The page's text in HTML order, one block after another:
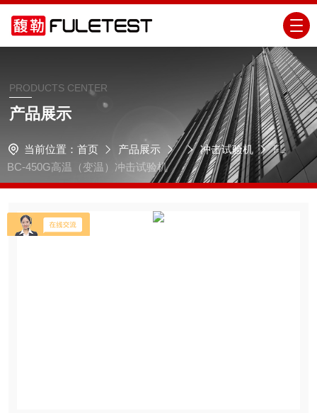
PRODUCTS CENTER
产品展示
当前位置： 首页 产品展示 冲击试验机
FL
BC-450G高温（变温）冲击试验机